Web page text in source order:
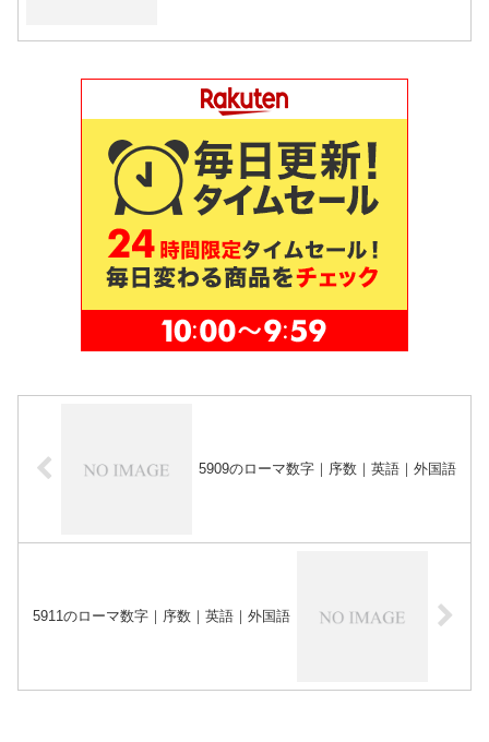
5909のローマ数字｜序数｜英語｜外国語
5911のローマ数字｜序数｜英語｜外国語